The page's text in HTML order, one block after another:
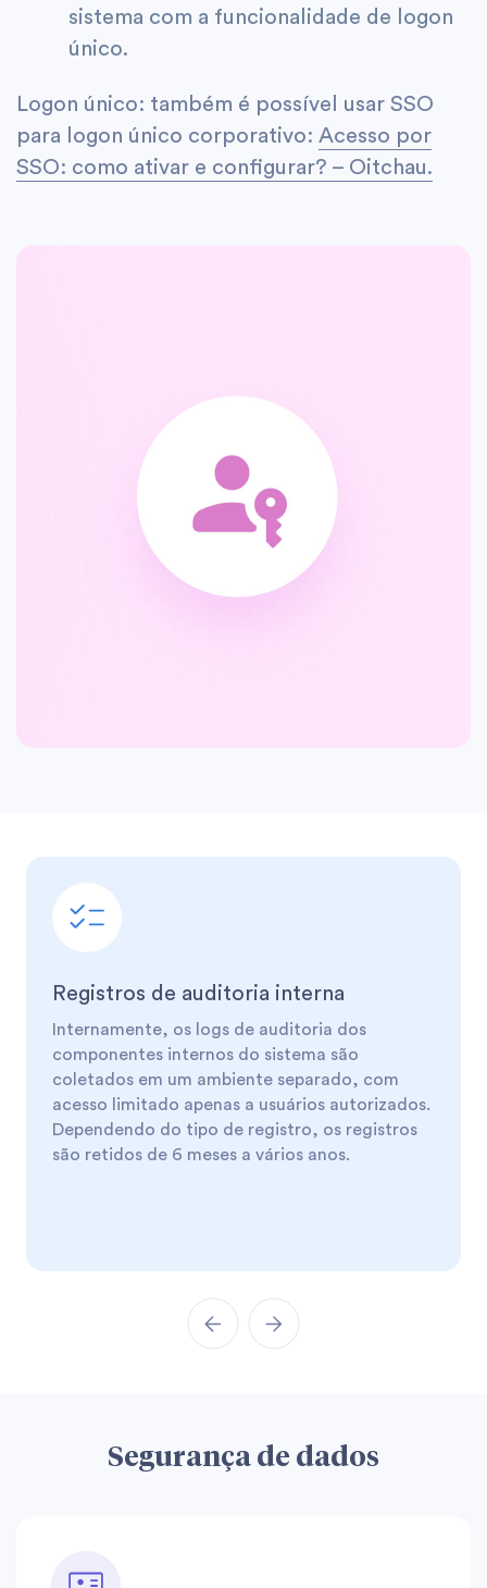
sistema com a funcionalidade de logon
único.
Logon único: também é possível usar SSO
para logon único corporativo: Acesso por
SSO: como ativar e configurar? – Oitchau.
Registros de auditoria interna
Internamente, os logs de auditoria dos
componentes internos do sistema são
coletados em um ambiente separado, com
acesso limitado apenas a usuários autorizados.
Dependendo do tipo de registro, os registros
são retidos de 6 meses a vários anos.
Segurança de dados